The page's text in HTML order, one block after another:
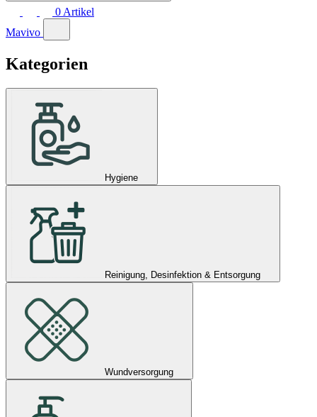
0 Artikel
Mavivo
Kategorien
Hygiene
Reinigung, Desinfektion & Entsorgung
Wundversorgung